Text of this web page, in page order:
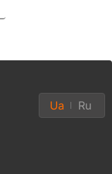
Ua Ru